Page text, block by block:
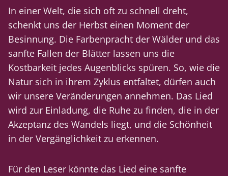
In einer Welt, die sich oft zu schnell dreht,
schenkt uns der Herbst einen Moment der
Besinnung. Die Farbenpracht der Wälder und das
sanfte Fallen der Blätter lassen uns die
Kostbarkeit jedes Augenblicks spüren. So, wie die
Natur sich in ihrem Zyklus entfaltet, dürfen auch
wir unsere Veränderungen annehmen. Das Lied
wird zur Einladung, die Ruhe zu finden, die in der
Akzeptanz des Wandels liegt, und die Schönheit
in der Vergänglichkeit zu erkennen.
Für den Leser könnte das Lied eine sanfte